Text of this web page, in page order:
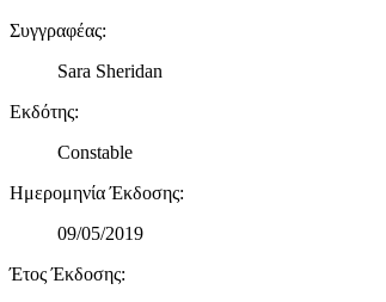
Συγγραφέας:
Sara Sheridan
Εκδότης:
Constable
Ημερομηνία Έκδοσης:
09/05/2019
Έτος Έκδοσης: